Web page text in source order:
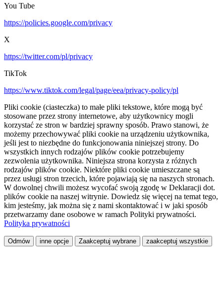
You Tube
https://policies.google.com/privacy
X
https://twitter.com/pl/privacy
TikTok
https://www.tiktok.com/legal/page/eea/privacy-policy/pl
Pliki cookie (ciasteczka) to małe pliki tekstowe, które mogą być
stosowane przez strony internetowe, aby użytkownicy mogli
korzystać ze stron w bardziej sprawny sposób. Prawo stanowi, że
możemy przechowywać pliki cookie na urządzeniu użytkownika,
jeśli jest to niezbędne do funkcjonowania niniejszej strony. Do
wszystkich innych rodzajów plików cookie potrzebujemy
zezwolenia użytkownika. Niniejsza strona korzysta z różnych
rodzajów plików cookie. Niektóre pliki cookie umieszczane są
przez usługi stron trzecich, które pojawiają się na naszych stronach.
W dowolnej chwili możesz wycofać swoją zgodę w Deklaracji dot.
plików cookie na naszej witrynie. Dowiedz się więcej na temat tego,
kim jesteśmy, jak można się z nami skontaktować i w jaki sposób
przetwarzamy dane osobowe w ramach Polityki prywatności.
Polityka prywatności
Odmów inne opcje Zaakceptuj wybrane zaakceptuj wszystkie